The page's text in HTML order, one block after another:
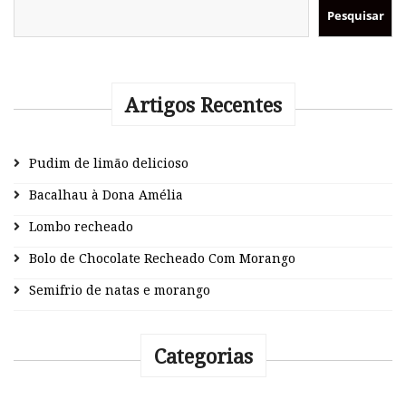
Pesquisar
Artigos Recentes
Pudim de limão delicioso
Bacalhau à Dona Amélia
Lombo recheado
Bolo de Chocolate Recheado Com Morango
Semifrio de natas e morango
Categorias